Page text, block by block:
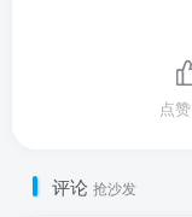
点赞
评论 抢沙发